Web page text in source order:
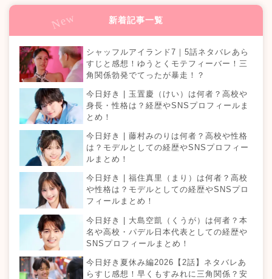
新着記事一覧
シャッフルアイランド7｜5話ネタバレあら
すじと感想！ゆうとくモテフィーバー！三
角関係勃発でてったが暴走！？
今日好き | 玉置慶（けい）は何者？高校や
身長・性格は？経歴やSNSプロフィールま
とめ！
今日好き | 藤村みのりは何者？高校や性格
は？モデルとしての経歴やSNSプロフィー
ルまとめ！
今日好き | 福住真里（まり）は何者？高校
や性格は？モデルとしての経歴やSNSプロ
フィールまとめ！
今日好き | 大島空凱（くうが）は何者？本
名や高校・パデル日本代表としての経歴や
SNSプロフィールまとめ！
今日好き夏休み編2026【2話】ネタバレあ
らすじ感想！早くもすみれに三角関係？安